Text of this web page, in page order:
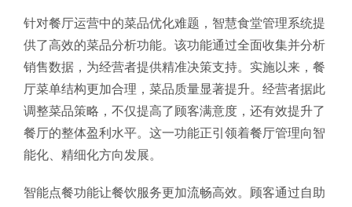
针对餐厅运营中的菜品优化难题，智慧食堂管理系统提
供了高效的菜品分析功能。该功能通过全面收集并分析
销售数据，为经营者提供精准决策支持。实施以来，餐
厅菜单结构更加合理，菜品质量显著提升。经营者据此
调整菜品策略，不仅提高了顾客满意度，还有效提升了
餐厅的整体盈利水平。这一功能正引领着餐厅管理向智
能化、精细化方向发展。
智能点餐功能让餐饮服务更加流畅高效。顾客通过自助